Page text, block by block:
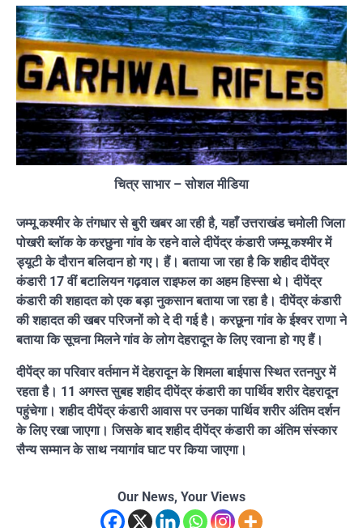
चित्र साभार – सोशल मीडिया
जम्मू कश्मीर के तंगधार से बुरी खबर आ रही है, यहाँ उत्तराखंड चमोली जिला
पोखरी ब्लॉक के करछुना गांव के रहने वाले दीपेंद्र कंडारी जम्मू कश्मीर में
ड्यूटी के दौरान बलिदान हो गए। हैं। बताया जा रहा है कि शहीद दीपेंद्र
कंडारी 17 वीं बटालियन गढ़वाल राइफल का अहम हिस्सा थे। दीपेंद्र
कंडारी की शहादत को एक बड़ा नुकसान बताया जा रहा है। दीपेंद्र कंडारी
की शहादत की खबर परिजनों को दे दी गई है। करछूना गांव के ईश्वर राणा ने
बताया कि सूचना मिलने गांव के लोग देहरादून के लिए रवाना हो गए हैं।
दीपेंद्र का परिवार वर्तमान में देहरादून के शिमला बाईपास स्थित रतनपुर में
रहता है। 11 अगस्त सुबह शहीद दीपेंद्र कंडारी का पार्थिव शरीर देहरादून
पहुंचेगा। शहीद दीपेंद्र कंडारी आवास पर उनका पार्थिव शरीर अंतिम दर्शन
के लिए रखा जाएगा। जिसके बाद शहीद दीपेंद्र कंडारी का अंतिम संस्कार
सैन्य सम्मान के साथ नयागांव घाट पर किया जाएगा।
Our News, Your Views